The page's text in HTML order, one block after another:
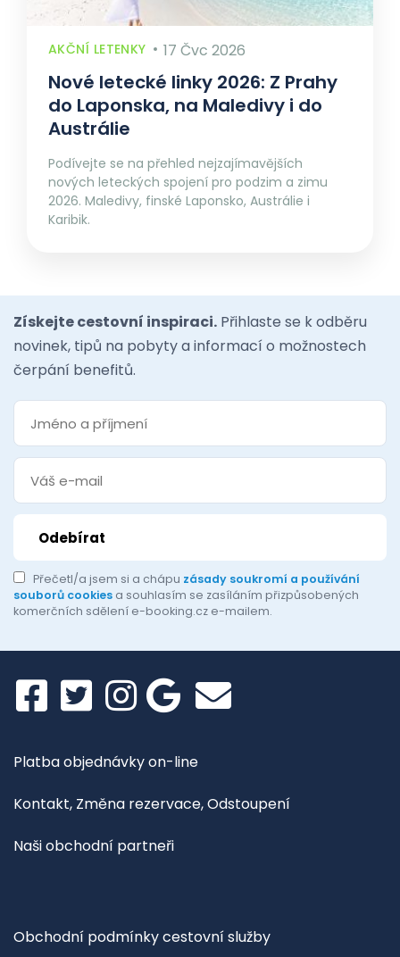
AKČNÍ LETENKY 17 Čvc 2026
Nové letecké linky 2026: Z Prahy
do Laponska, na Maledivy i do
Austrálie
Podívejte se na přehled nejzajímavějších
nových leteckých spojení pro podzim a zimu
2026. Maledivy, finské Laponsko, Austrálie i
Karibik.
Získejte cestovní inspiraci. Přihlaste se k odběru
novinek, tipů na pobyty a informací o možnostech
čerpání benefitů.
Přečetl/a jsem si a chápu zásady soukromí a používání
souborů cookies a souhlasím se zasíláním přizpůsobených
komerčních sdělení e-booking.cz e-mailem.
Platba objednávky on-line
Kontakt, Změna rezervace, Odstoupení
Naši obchodní partneři
Obchodní podmínky cestovní služby